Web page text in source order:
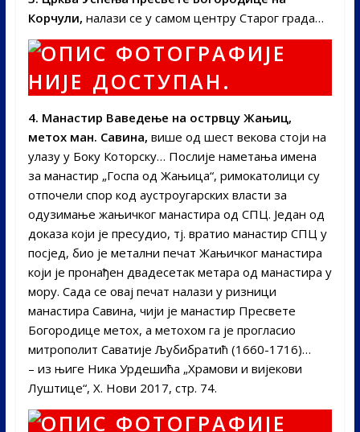
Корчули, налази се у самом центру Старог града…
4. Манастир Ваведење на острвцу Жањиц,
метох ман. Савина, више од шест векова стоји на
улазу у Боку Которску… Послије наметања имена
за манастир „Госпа од Жањица“, римокатолици су
отпочели спор код аустроугарских власти за
одузимање жањичког манастира од СПЦ. Један од
доказа који је пресудио, тј. вратио манастир СПЦ у
посјед, био је метални печат Жањичког манастира
који је пронађен двадесетак метара од манастира у
мору. Сада се овај печат налази у ризници
манастира Савина, чији је манастир Пресвете
Богородице метох, а метохом га је прогласио
митрополит Саватије Љубибратић (1660-1716)…
– из њиге Ника Урдешића „Храмови и вијекови
Луштице“, Х. Нови 2017, стр. 74.